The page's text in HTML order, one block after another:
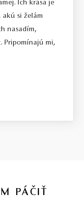
Ich krása je
si želám
nasadím,
Pripomínajú mi,
PÁČIŤ